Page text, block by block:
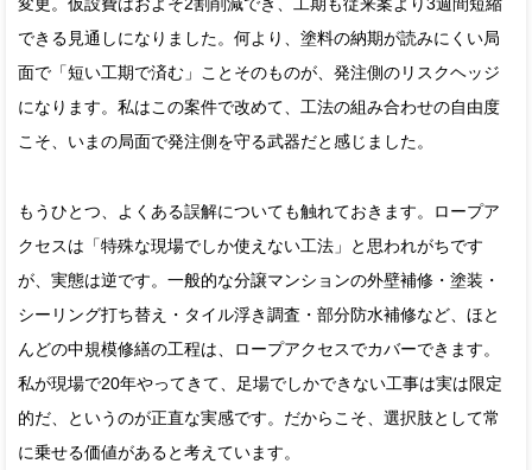
できる見通しになりました。何より、塗料の納期が読みにくい局
面で「短い工期で済む」ことそのものが、発注側のリスクヘッジ
になります。私はこの案件で改めて、工法の組み合わせの自由度
こそ、いまの局面で発注側を守る武器だと感じました。
もうひとつ、よくある誤解についても触れておきます。ロープア
クセスは「特殊な現場でしか使えない工法」と思われがちです
が、実態は逆です。一般的な分譲マンションの外壁補修・塗装・
シーリング打ち替え・タイル浮き調査・部分防水補修など、ほと
んどの中規模修繕の工程は、ロープアクセスでカバーできます。
私が現場で20年やってきて、足場でしかできない工事は実は限定
的だ、というのが正直な実感です。だからこそ、選択肢として常
に乗せる価値があると考えています。